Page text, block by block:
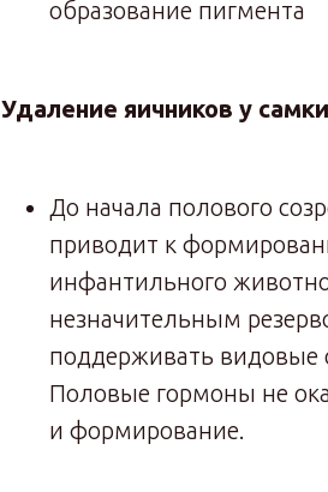
образование пигмента
Удаление яичников у
До начала полового
приводит к
инфантильного
незначительным
поддерживать видовые
Половые гормоны не
и формирование.